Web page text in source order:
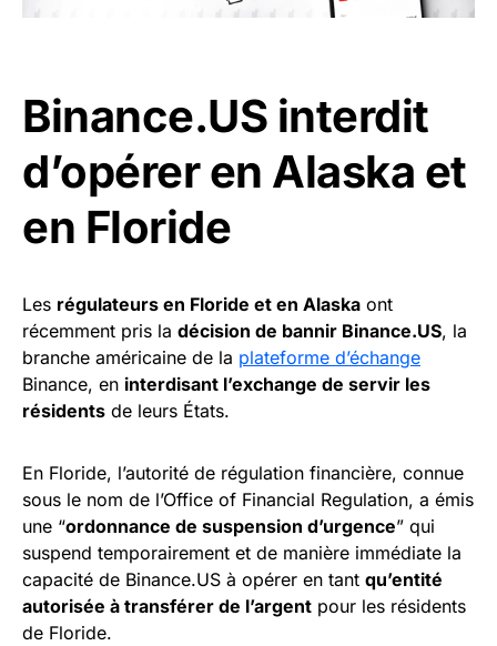
Binance.US interdit
d’opérer en Alaska et
en Floride
Les régulateurs en Floride et en Alaska ont
récemment pris la décision de bannir Binance.US, la
branche américaine de la plateforme d’échange
Binance, en interdisant l’exchange de servir les
résidents de leurs États.
En Floride, l’autorité de régulation financière, connue
sous le nom de l’Office of Financial Regulation, a émis
une “ordonnance de suspension d’urgence” qui
suspend temporairement et de manière immédiate la
capacité de Binance.US à opérer en tant qu’entité
autorisée à transférer de l’argent pour les résidents
de Floride.